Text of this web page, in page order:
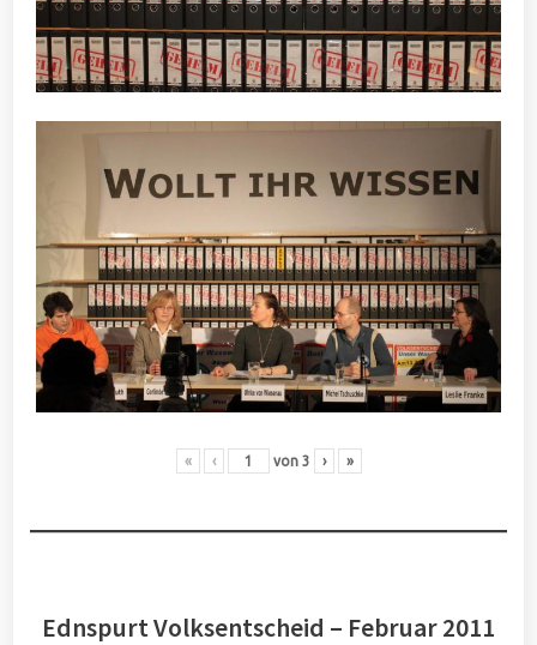
« ‹ von 3 › »
Ednspurt Volksentscheid – Februar 2011